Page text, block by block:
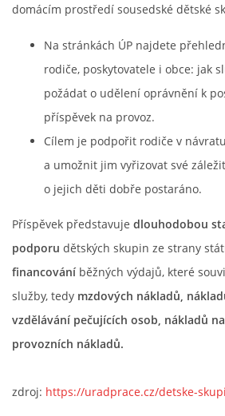
AKTIVITY DĚTÍ
VÝCHOVNÝ PLÁN PÉČE
JAK PROBÍHÁ ADAPTACE V NAŠÍ
PROVOZNÍ ŘÁD
VÝROČNÍ ZPRÁVY
FOTOALBUM
domácím prostředí sousedské dětské
Na stránkách ÚP najdete
rodiče, poskytovatele i obce: jak
požádat o udělení oprávnění k
příspěvek na provoz.
Cílem je podpořit rodiče v
a umožnit jim vyřizovat své
o jejich děti dobře postaráno.
Příspěvek představuje dlouhodobou
podporu dětských skupin ze strany
financování běžných výdajů, které
služby, tedy mzdových nákladů,
vzdělávání pečujících osob, nákladů
provozních nákladů.
zdroj: https://uradprace.cz/detske-